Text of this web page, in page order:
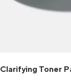
Clarifying Toner